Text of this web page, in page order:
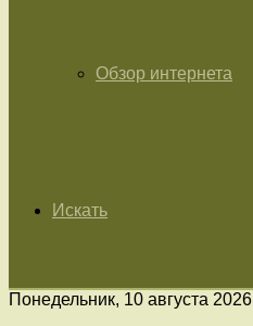
Обзор интернета
Искать
Понедельник, 10 августа 2026